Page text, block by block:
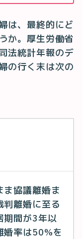
は、最終的にど
か。厚生労働省
法統計年報のデ
の行く末は次の
ま協議離婚ま
判離婚に至る
期間が3年以
婚率は50%を